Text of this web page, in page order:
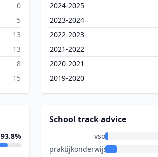
0
5
13
13
8
15
2024-2025
2023-2024
2022-2023
2021-2022
2020-2021
2019-2020
93.8%
School track advice
vso
praktijkonderwijs